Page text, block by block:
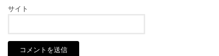
サイト